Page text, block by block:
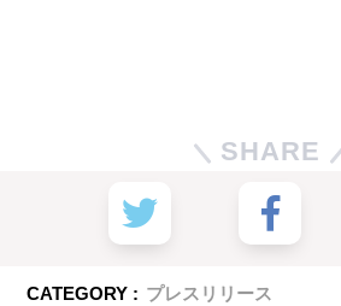
SHARE
CATEGORY : プレスリリース